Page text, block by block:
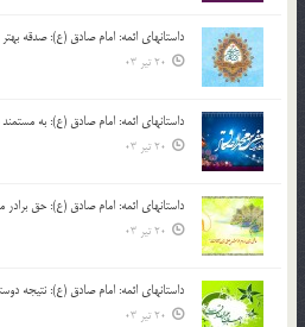
داستانهای ائمه: امام صادق (ع): صدقه
20 تیر 03
داستانهای ائمه: امام صادق (ع): به
20 تیر 03
داستانهای ائمه: امام صادق (ع): حق برادر
20 تیر 03
داستانهای ائمه: امام صادق (ع): نتیجه
20 تیر 03